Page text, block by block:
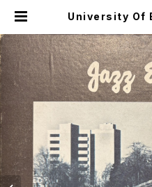
University Of